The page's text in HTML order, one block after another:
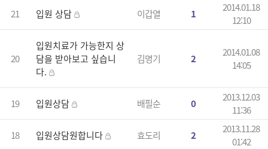
21 입원 상담 이갑열 1
2014.01.18
12:10
20
입원치료가 가능한지 상
담을 받아보고 싶습니
다.
김명기 2
2014.01.08
14:05
19 입원상담 배필순 0
2013.12.03
11:36
18
입원상담원합니다 효도리 2
2013.11.28
01:42